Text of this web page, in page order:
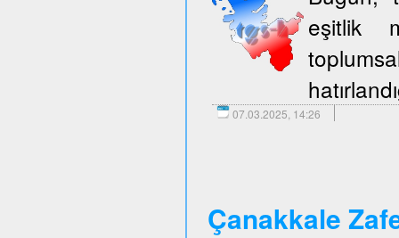
eşitlik
07.03.2025, 14:26
Çanakkale